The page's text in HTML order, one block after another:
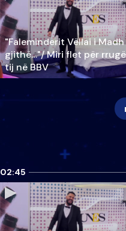
"Faleminderit Vëllai i
gjithë…"/ Miri flet për
tij në BBV
02:45